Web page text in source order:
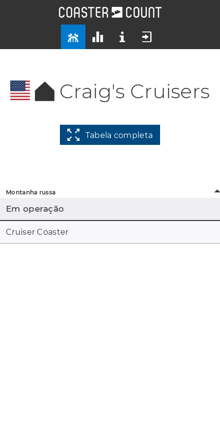
Craig's Cruisers
Tabela completa
Montanha russa
Em operação
Cruiser Coaster